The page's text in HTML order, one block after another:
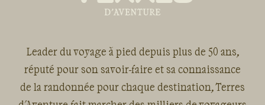
Leader du voyage à pied depuis plus de 50 ans,
réputé pour son savoir-faire et sa connaissance
de la randonnée pour chaque destination, Terres